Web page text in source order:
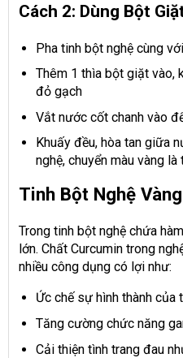
Cách 2: Dùng Bột
Pha tinh bột nghệ cùng
Thêm 1 thìa bột giặt vào,
đỏ gạch
Vắt nước cốt chanh vào
Khuấy đều, hòa tan giữa
nghệ, chuyển màu vàng
Tinh Bột Nghệ
Trong tinh bột nghệ chứa
lớn. Chất Curcumin trong
nhiều công dụng có lợi như:
Ức chế sự hình thành của
Tăng cường chức năng
Cải thiện tình trang đau